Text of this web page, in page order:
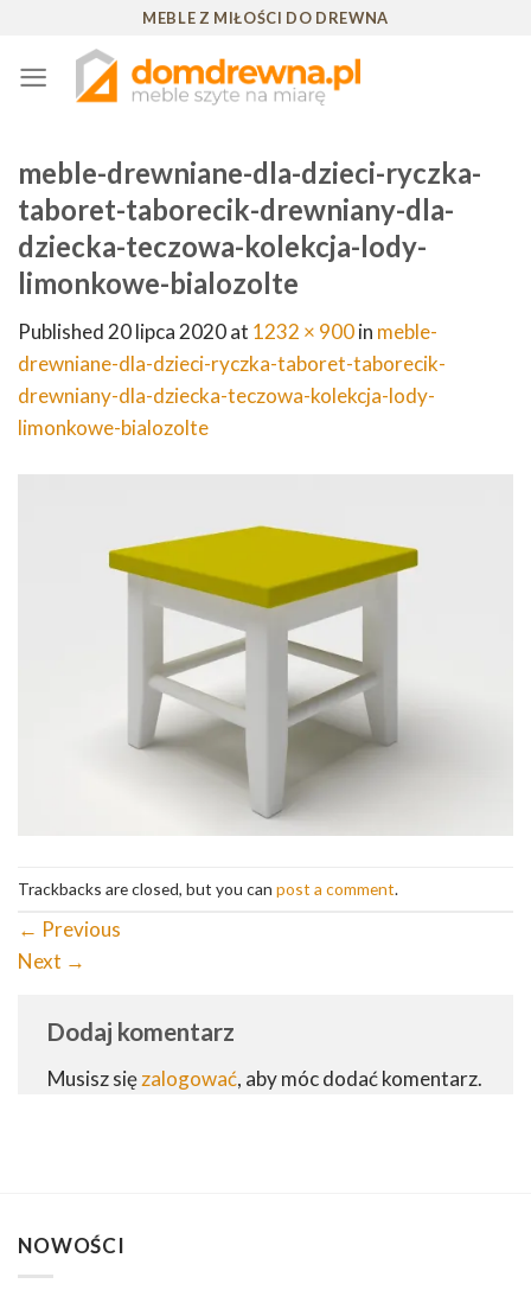
content
MEBLE Z MIŁOŚCI DO DREWNA
meble-drewniane-dla-dzieci-ryczka-
taboret-taborecik-drewniany-dla-
dziecka-teczowa-kolekcja-lody-
limonkowe-bialozolte
Published 20 lipca 2020at 1232 × 900in meble-
drewniane-dla-dzieci-ryczka-taboret-taborecik-
drewniany-dla-dziecka-teczowa-kolekcja-lody-
limonkowe-bialozolte
Trackbacks are closed, but you can post a comment.
← Previous
Next →
Dodaj komentarz
Musisz sięzalogować, aby móc dodać komentarz.
NOWOŚCI